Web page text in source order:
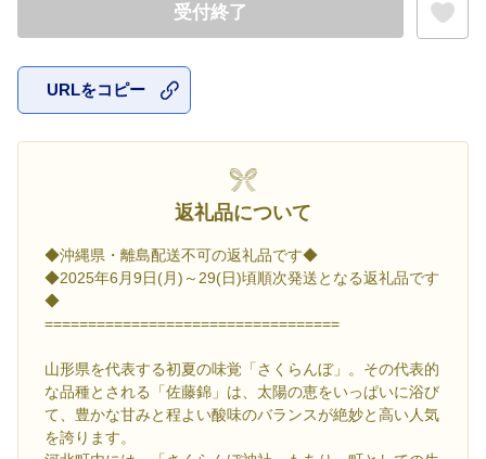
受付終了
URLをコピー
返礼品について
◆沖縄県・離島配送不可の返礼品です◆
◆2025年6月9日(月)～29(日)頃順次発送となる返礼品です
◆
==================================
山形県を代表する初夏の味覚「さくらんぼ」。その代表的
な品種とされる「佐藤錦」は、太陽の恵をいっぱいに浴び
て、豊かな甘みと程よい酸味のバランスが絶妙と高い人気
を誇ります。